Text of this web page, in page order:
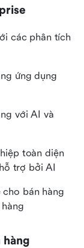
các phân tích
ứng dụng
với AI và
toàn diện
trợ bởi AI
bán hàng
hàng